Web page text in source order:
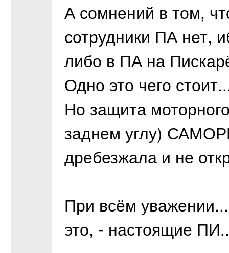
А сомнений в том,
сотрудники ПА нет,
либо в ПА на
Одно это чего
Но защита
заднем углу)
дребезжала и не
При всём
это, - настоящие